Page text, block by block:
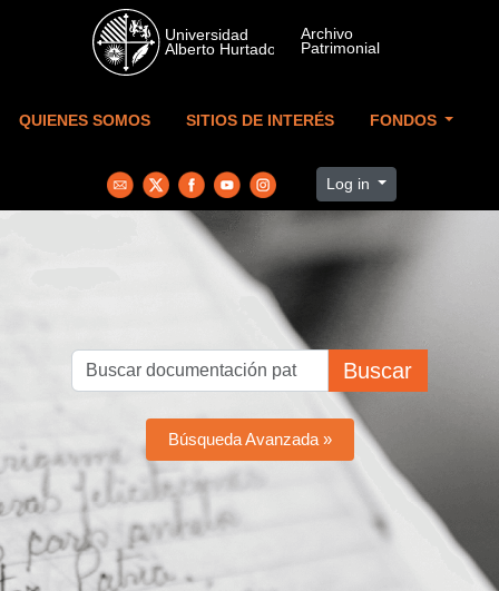
Skip to main content
QUIENES SOMOS SITIOS DE INTERÉS FONDOS
Log in
Buscar
Búsqueda Avanzada »